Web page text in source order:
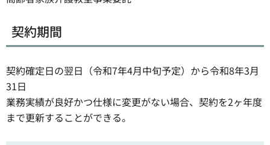
契約期間
契約確定日の翌日（令和7年4月中旬予定）から令和8年3月
31日
業務実績が良好かつ仕様に変更がない場合、契約を2ヶ年度
まで更新することができる。